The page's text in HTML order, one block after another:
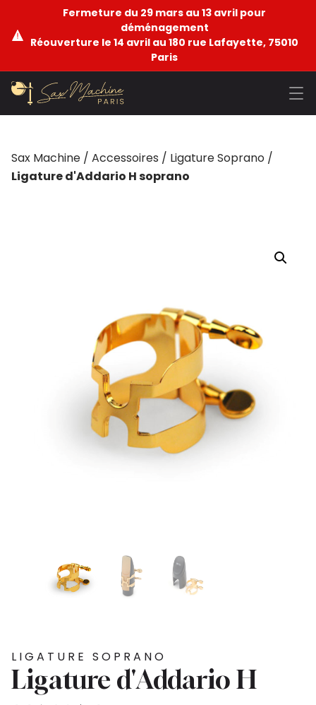
Fermeture du 29 mars au 13 avril pour
déménagement
Réouverture le 14 avril au 180 rue Lafayette, 75010
Paris
Sax Machine / Accessoires / Ligature Soprano /
Ligature d'Addario H soprano
LIGATURE SOPRANO
Ligature d'Addario H